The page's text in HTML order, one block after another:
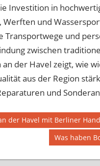
Investition in
und
Transportwege und
zwischen
der Havel zeigt, wie
aus der Region
und
der Havel mit Berliner
Nächster
Beitrag:
Was haben